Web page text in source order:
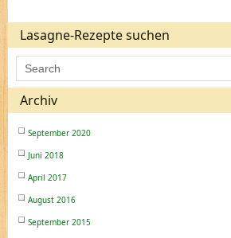
Lasagne-Rezepte suchen
Archiv
September 2020
Juni 2018
April 2017
August 2016
September 2015